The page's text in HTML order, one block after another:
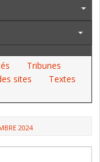
Tribunes
sites
Textes
2024